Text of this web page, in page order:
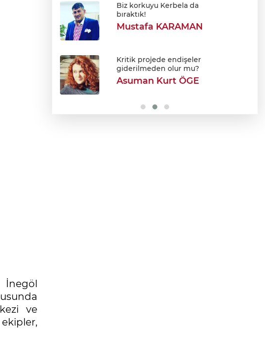
İnegöl
ve
Hürmüz Boğazı açılacak mı? İran'dan
ABD'ye sert açıklama
Orhangazi MTAL'de yıkım başladı: Yerine
Biz korkuyu Kerbela da
bıraktık!
Mustafa KARAMAN
Kritik projede endişeler
giderilmeden olur mu?
Asuman Kurt ÖGE